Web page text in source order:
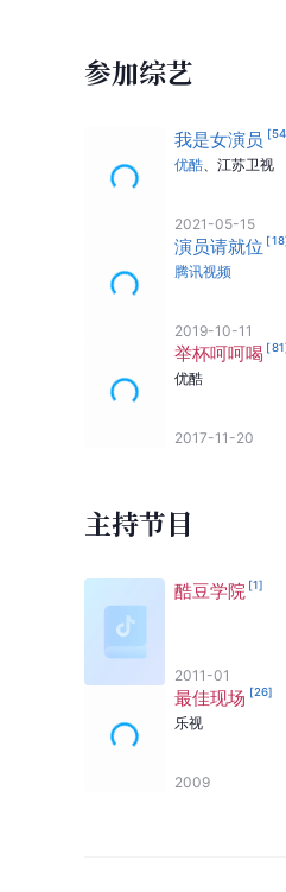
参加综艺
我是女演员 [54
优酷、 江苏卫视
2021-05-15
演员请就位 [18
腾讯视频
2019-10-11
举杯呵呵喝 [81
优酷
2017-11-20
主持节目
酷豆学院 [1]
2011-01
最佳现场 [26]
乐视
2009